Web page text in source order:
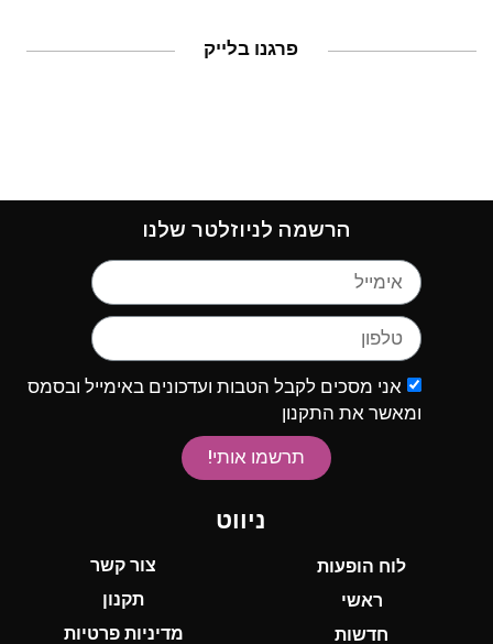
פרגנו בלייק
הרשמה לניוזלטר שלנו
אני מסכים לקבל הטבות ועדכונים באימייל ובסמס
ומאשר את התקנון
תרשמו אותי!
ניווט
לוח הופעות
ראשי
חדשות
צור קשר
תקנון
מדיניות פרטיות